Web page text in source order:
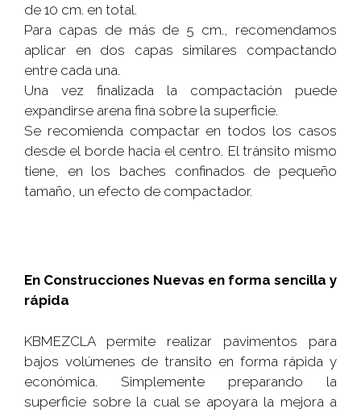
de 10 cm. en total.
Para capas de más de 5 cm., recomendamos
aplicar en dos capas similares compactando
entre cada una.
Una vez finalizada la compactación puede
expandirse arena fina sobre la superficie.
Se recomienda compactar en todos los casos
desde el borde hacia el centro. El tránsito mismo
tiene, en los baches confinados de pequeño
tamaño, un efecto de compactador.
En Construcciones Nuevas en forma sencilla y
rápida
KBMEZCLA permite realizar pavimentos para
bajos volúmenes de transito en forma rápida y
económica. Simplemente preparando la
superficie sobre la cual se apoyara la mejora a